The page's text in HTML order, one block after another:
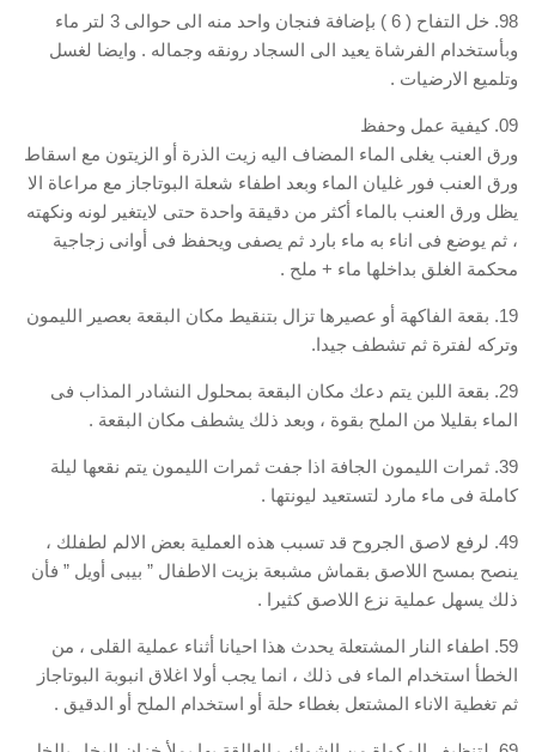
98. خل التفاح ( 6 ) بإضافة فنجان واحد منه الى حوالى 3 لتر ماء
وبأستخدام الفرشاة يعيد الى السجاد رونقه وجماله . وايضا لغسل
وتلميع الارضيات .
09. كيفية عمل وحفظ
ورق العنب يغلى الماء المضاف اليه زيت الذرة أو الزيتون مع اسقاط
ورق العنب فور غليان الماء وبعد اطفاء شعلة البوتاجاز مع مراعاة الا
يظل ورق العنب بالماء أكثر من دقيقة واحدة حتى لايتغير لونه ونكهته
، ثم يوضع فى اناء به ماء بارد ثم يصفى ويحفظ فى أوانى زجاجية
محكمة الغلق بداخلها ماء + ملح .
19. بقعة الفاكهة أو عصيرها تزال بتنقيط مكان البقعة بعصير الليمون
وتركه لفترة ثم تشطف جيدا.
29. بقعة اللبن يتم دعك مكان البقعة بمحلول النشادر المذاب فى
الماء بقليلا من الملح بقوة ، وبعد ذلك يشطف مكان البقعة .
39. ثمرات الليمون الجافة اذا جفت ثمرات الليمون يتم نقعها ليلة
كاملة فى ماء مارد لتستعيد ليونتها .
49. لرفع لاصق الجروح قد تسبب هذه العملية بعض الالم لطفلك ،
ينصح بمسح اللاصق بقماش مشبعة بزيت الاطفال ” بيبى أويل ” فأن
ذلك يسهل عملية نزع اللاصق كثيرا .
59. اطفاء النار المشتعلة يحدث هذا احيانا أثناء عملية القلى ، من
الخطأ استخدام الماء فى ذلك ، انما يجب أولا اغلاق انبوبة البوتاجاز
ثم تغطية الاناء المشتعل بغطاء حلة أو استخدام الملح أو الدقيق .